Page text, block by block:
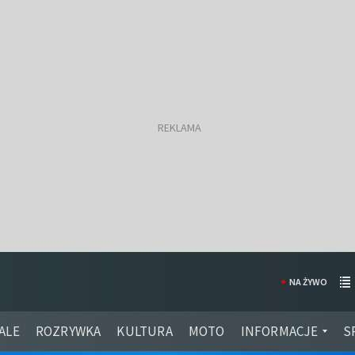
ROZRYWKA KULTURA MOTO INFORMACJE
NA ŻYWO